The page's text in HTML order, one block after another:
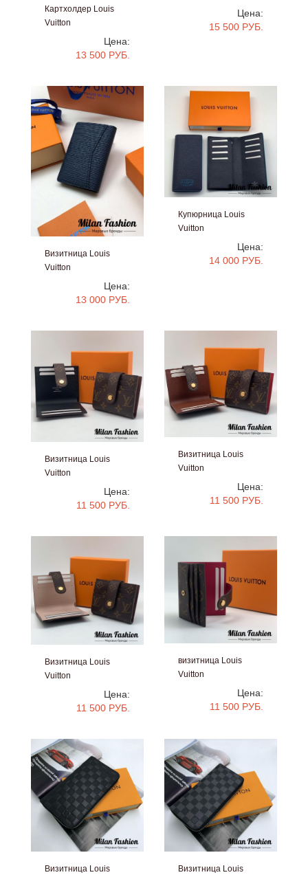
Картхолдер Louis
Vuitton
Цена:
13 500 РУБ.
Цена:
15 500 РУБ.
Визитница Louis
Vuitton
Цена:
13 000 РУБ.
Купюрница Louis
Vuitton
Цена:
14 000 РУБ.
Визитница Louis
Vuitton
Цена:
11 500 РУБ.
Визитница Louis
Vuitton
Цена:
11 500 РУБ.
Визитница Louis
Vuitton
Цена:
11 500 РУБ.
визитница Louis
Vuitton
Цена:
11 500 РУБ.
Визитница Louis
Визитница Louis